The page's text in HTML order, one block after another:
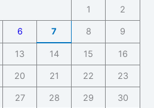
1 2
6 7 8 9
13 14 15 16
20 21 22 23
27 28 29 30